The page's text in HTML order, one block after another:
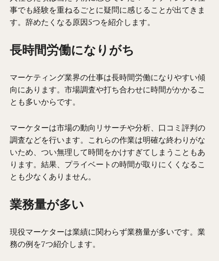
事でも経験を重ねるごとに疑問に感じることが出てきま
す。辞めたくなる原因5つを紹介します。
長時間労働になりがち
マーケティング業界の仕事は長時間労働になりやすい傾
向にあります。市場調査や打ち合わせに時間がかかるこ
とも多いからです。
マーケターは市場の動向リサーチや分析、口コミ評判の
調査などを行います。これらの作業は明確な終わりがな
いため、つい無理して時間をかけすぎてしまうこともあ
ります。結果、プライベートの時間が取りにくくなるこ
とも少なくありません。
業務量が多い
現役マーケターは業績に関わらず業務量が多いです。業
務の例を7つ紹介します。